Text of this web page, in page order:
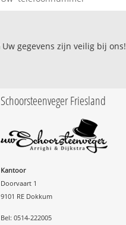
Uw gegevens zijn veilig bij ons!
Schoorsteenveger Friesland
Kantoor
Doorvaart 1
9101 RE Dokkum
Bel: 0514-222005